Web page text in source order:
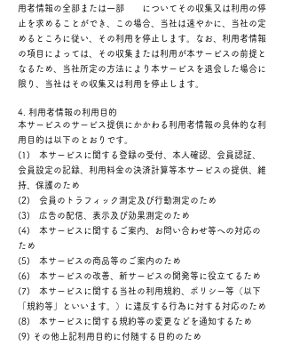
用者情報の全部または一部 についてその収集又は利用の停
止を求めることができ、この場合、当社は速やかに、当社の定
めるところに従い、その利用を停止します。なお、利用者情報
の項目によっては、その収集または利用が本サービスの前提と
なるため、当社所定の方法により本サービスを退会した場合に
限り、当社はその収集又は利用を停止します。
4. 利用者情報の利用目的
本サービスのサービス提供にかかわる利用者情報の具体的な利
用目的は以下のとおりです。
(1) 本サービスに関する登録の受付、本人確認、会員認証、
会員設定の記録、利用料金の決済計算等本サービスの提供、維
持、保護のため
(2) 会員のトラフィック測定及び行動測定のため
(3) 広告の配信、表示及び効果測定のため
(4) 本サービスに関するご案内、お問い合わせ等への対応の
ため
(5) 本サービスの商品等のご案内のため
(6) 本サービスの改善、新サービスの開発等に役立てるため
(7) 本サービスに関する当社の利用規約、ポリシー等（以下
「規約等」といいます。）に違反する行為に対する対応のため
(8) 本サービスに関する規約等の変更などを通知するため
(9) その他上記利用目的に付随する目的のため